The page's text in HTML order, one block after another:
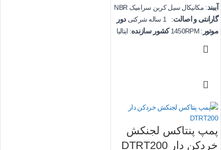
آببند: مکانیکال سیل کربن سرامیک NBR
گارانتی و اصالت: 1 ساله شرکتی
دور
موتور : 1450RPM کشور سازنده: ایتالیا
پمپ پنتاکس لجنکش
خردکن دار DTRT200